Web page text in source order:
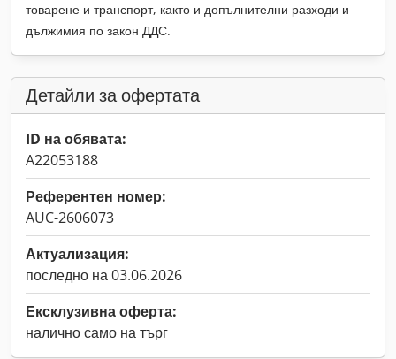
товарене и транспорт, както и допълнителни разходи и
дължимия по закон ДДС.
Детайли за офертата
ID на обявата:
A22053188
Референтен номер:
AUC-2606073
Актуализация:
последно на 03.06.2026
Ексклузивна оферта:
налично само на търг